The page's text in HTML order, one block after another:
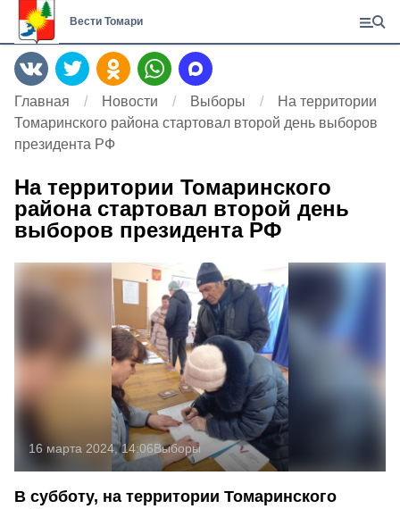
Вести Томари
Главная Новости Выборы
На территории
Томаринского района стартовал второй день выборов
президента РФ
На территории Томаринского
района стартовал второй день
выборов президента РФ
16 марта 2024, 14:06Выборы
В субботу, на территории Томаринского